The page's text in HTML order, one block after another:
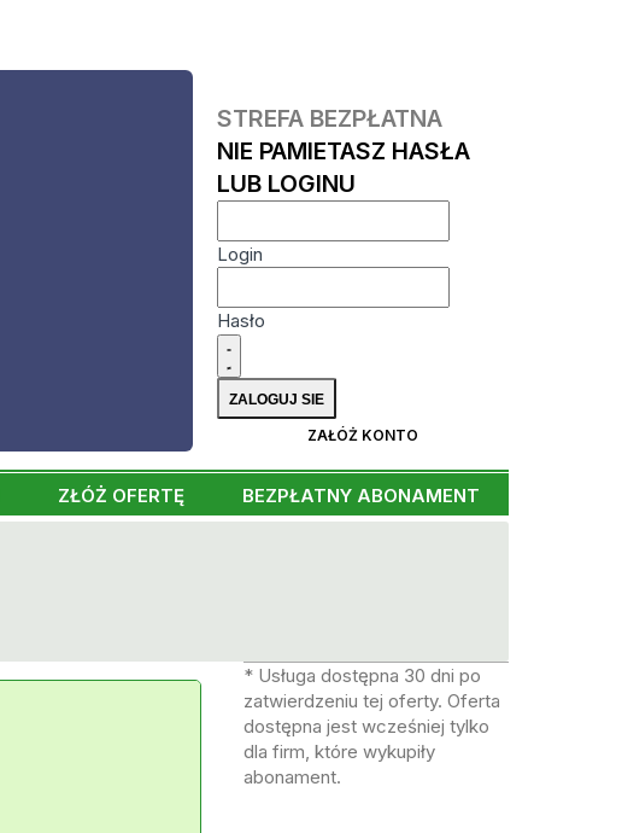
STREFA BEZPŁATNA
NIE PAMIETASZ HASŁA
LUB LOGINU
Login
Hasło
ZAŁÓŻ KONTO
ZŁÓŻ OFERTĘ BEZPŁATNY ABONAMENT
* Usługa dostępna 30 dni po
zatwierdzeniu tej oferty. Oferta
dostępna jest wcześniej tylko
dla firm, które wykupiły
abonament.